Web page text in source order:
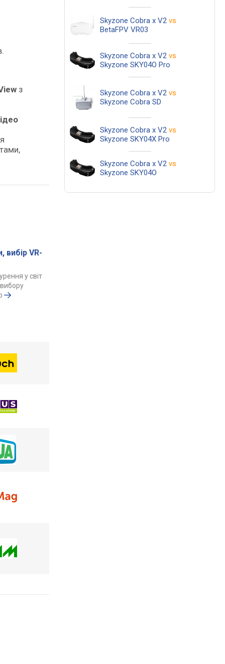
з
вибір VR-
у світ
вибору
Skyzone Cobra x V2 vs
BetaFPV VR03
Skyzone Cobra x V2 vs
Skyzone SKY04O Pro
Skyzone Cobra x V2 vs
Skyzone Cobra SD
Skyzone Cobra x V2 vs
Skyzone SKY04X Pro
Skyzone Cobra x V2 vs
Skyzone SKY04O